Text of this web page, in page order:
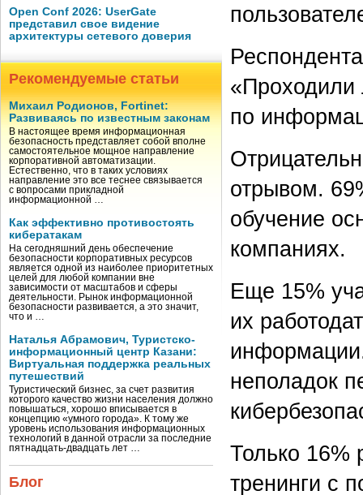
Open Conf 2026: UserGate
представил свое видение
архитектуры сетевого доверия
Рекомендуемые статьи
Михаил Родионов, Fortinet:
Развиваясь по известным законам
В настоящее время информационная
безопасность представляет собой вполне
самостоятельное мощное направление
корпоративной автоматизации.
Естественно, что в таких условиях
направление это все теснее связывается
с вопросами прикладной
информационной …
Как эффективно противостоять
кибератакам
На сегодняшний день обеспечение
безопасности корпоративных ресурсов
является одной из наиболее приоритетных
целей для любой компании вне
зависимости от масштабов и сферы
деятельности. Рынок информационной
безопасности развивается, а это значит,
что и …
Наталья Абрамович, Туристско-
информационный центр Казани:
Виртуальная поддержка реальных
путешествий
Туристический бизнес, за счет развития
которого качество жизни населения должно
повышаться, хорошо вписывается в
концепцию «умного города». К тому же
уровень использования информационных
технологий в данной отрасли за последние
пятнадцать-двадцать лет …
Блог
«Проходили
по
отрывом.
обучение
компаниях.
Еще 15%
их
неполадок
Только 16%
тренинги с